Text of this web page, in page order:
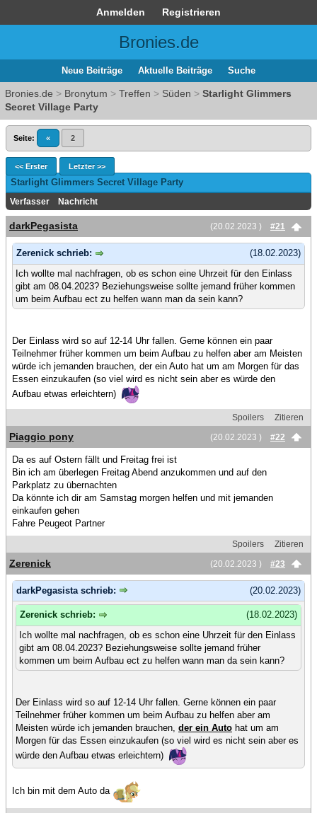
Anmelden Registrieren
Bronies.de
Neue Beiträge Aktuelle Beiträge Suche
Bronies.de > Bronytum > Treffen > Süden > Starlight Glimmers
Secret Village Party
Seite: « 2
<< Erster Letzter >>
Starlight Glimmers Secret Village Party
Verfasser Nachricht
(20.02.2023 ) #21
darkPegasista
(18.02.2023)
Zerenick schrieb:
Ich wollte mal nachfragen, ob es schon eine Uhrzeit für den Einlass
gibt am 08.04.2023? Beziehungsweise sollte jemand früher kommen
um beim Aufbau ect zu helfen wann man da sein kann?
Der Einlass wird so auf 12-14 Uhr fallen. Gerne können ein paar
Teilnehmer früher kommen um beim Aufbau zu helfen aber am Meisten
würde ich jemanden brauchen, der ein Auto hat um am Morgen für das
Essen einzukaufen (so viel wird es nicht sein aber es würde den
Aufbau etwas erleichtern)
Spoilers
Zitieren
(20.02.2023 )
#22
Piaggio pony
Da es auf Ostern fällt und Freitag frei ist
Bin ich am überlegen Freitag Abend anzukommen und auf den
Parkplatz zu übernachten
Da könnte ich dir am Samstag morgen helfen und mit jemanden
einkaufen gehen
Fahre Peugeot Partner
Spoilers
Zitieren
(20.02.2023 )
#23
Zerenick
(20.02.2023)
darkPegasista schrieb:
(18.02.2023)
Zerenick schrieb:
Ich wollte mal nachfragen, ob es schon eine Uhrzeit für den Einlass
gibt am 08.04.2023? Beziehungsweise sollte jemand früher
kommen um beim Aufbau ect zu helfen wann man da sein kann?
Der Einlass wird so auf 12-14 Uhr fallen. Gerne können ein paar
Teilnehmer früher kommen um beim Aufbau zu helfen aber am
Meisten würde ich jemanden brauchen, der ein Auto hat um am
Morgen für das Essen einzukaufen (so viel wird es nicht sein aber es
würde den Aufbau etwas erleichtern)
Ich bin mit dem Auto da